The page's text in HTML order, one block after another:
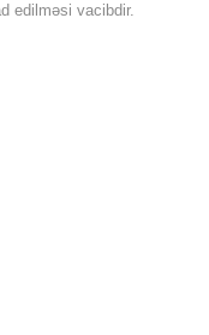
edilməsi vacibdir.